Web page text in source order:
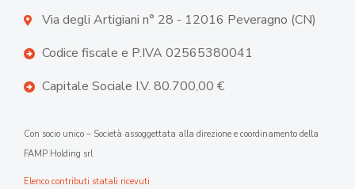
Via degli Artigiani n° 28 - 12016 Peveragno (CN)
Codice fiscale e P.IVA 02565380041
Capitale Sociale I.V. 80.700,00 €
Con socio unico – Società assoggettata alla direzione e coordinamento della
FAMP Holding srl
Elenco contributi statali ricevuti